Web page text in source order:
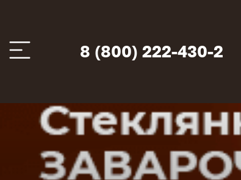
8 (800) 222-430-2